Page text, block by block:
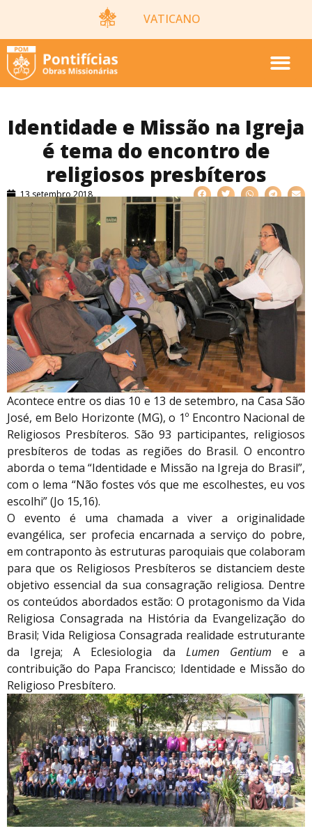
VATICANO
Identidade e Missão na Igreja
é tema do encontro de
religiosos presbíteros
13 setembro 2018
Acontece entre os dias 10 e 13 de setembro, na Casa São
José, em Belo Horizonte (MG), o 1º Encontro Nacional de
Religiosos Presbíteros. São 93 participantes, religiosos
presbíteros de todas as regiões do Brasil. O encontro
aborda o tema “Identidade e Missão na Igreja do Brasil”,
com o lema “Não fostes vós que me escolhestes, eu vos
escolhi” (Jo 15,16).
O evento é uma chamada a viver a originalidade
evangélica, ser profecia encarnada a serviço do pobre,
em contraponto às estruturas paroquiais que colaboram
para que os Religiosos Presbíteros se distanciem deste
objetivo essencial da sua consagração religiosa. Dentre
os conteúdos abordados estão: O protagonismo da Vida
Religiosa Consagrada na História da Evangelização do
Brasil; Vida Religiosa Consagrada realidade estruturante
da Igreja; A Eclesiologia da Lumen Gentium e a
contribuição do Papa Francisco; Identidade e Missão do
Religioso Presbítero.